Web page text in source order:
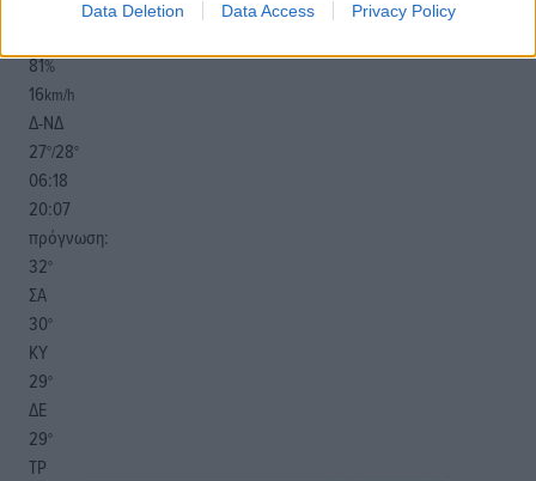
Data Deletion Data Access Privacy Policy
81%
16km/h
Δ-ΝΔ
27°/28°
06:18
20:07
πρόγνωση:
32°
ΣΑ
30°
ΚΥ
29°
ΔΕ
29°
ΤΡ